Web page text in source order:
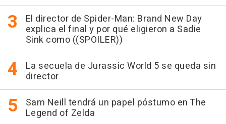
El director de Spider-Man: Brand New Day
explica el final y por qué eligieron a Sadie
Sink como ((SPOILER))
La secuela de Jurassic World 5 se queda sin
director
Sam Neill tendrá un papel póstumo en The
Legend of Zelda